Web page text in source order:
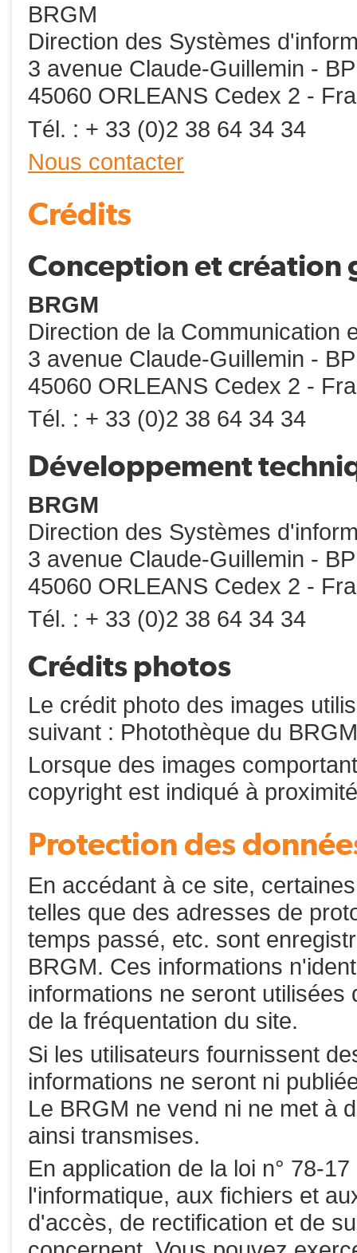
BRGM
Direction des Systèmes
3 avenue Claude-Guillemin -
45060 ORLEANS Cedex 2 -
Tél. : + 33 (0)2 38 64 34 34
Nous contacter
Crédits
Conception et
BRGM
Direction de la Communication
3 avenue Claude-Guillemin -
45060 ORLEANS Cedex 2 -
Tél. : + 33 (0)2 38 64 34 34
Développement
BRGM
Direction des Systèmes
3 avenue Claude-Guillemin -
45060 ORLEANS Cedex 2 -
Tél. : + 33 (0)2 38 64 34 34
Crédits photos
Le crédit photo des images
suivant : Photothèque du
Lorsque des images
copyright est indiqué à
Protection des
En accédant à ce site,
telles que des adresses de
temps passé, etc. sont
BRGM. Ces informations
informations ne seront
de la fréquentation du site.
Si les utilisateurs fournissent
informations ne seront ni
Le BRGM ne vend ni ne met à
ainsi transmises.
En application de la loi n° 78-
l'informatique, aux fichiers et
d'accès, de rectification et de